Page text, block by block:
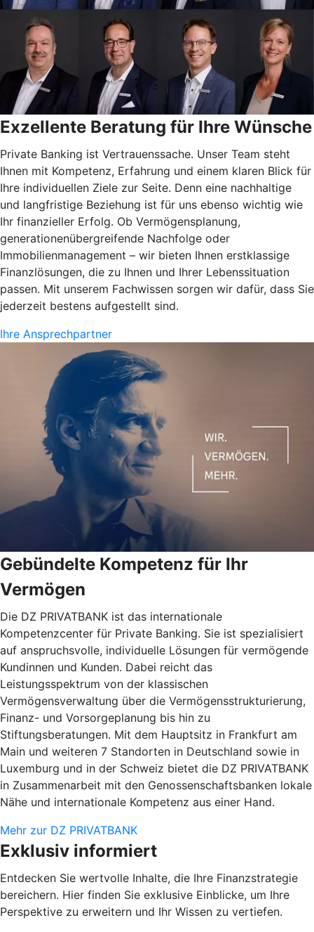
Exzellente Beratung für Ihre Wünsche
Private Banking ist Vertrauenssache. Unser Team steht
Ihnen mit Kompetenz, Erfahrung und einem klaren Blick für
Ihre individuellen Ziele zur Seite. Denn eine nachhaltige
und langfristige Beziehung ist für uns ebenso wichtig wie
Ihr finanzieller Erfolg. Ob Vermögensplanung,
generationenübergreifende Nachfolge oder
Immobilienmanagement – wir bieten Ihnen erstklassige
Finanzlösungen, die zu Ihnen und Ihrer Lebenssituation
passen. Mit unserem Fachwissen sorgen wir dafür, dass Sie
jederzeit bestens aufgestellt sind.
Ihre Ansprechpartner
Gebündelte Kompetenz für Ihr
Vermögen
Die DZ PRIVATBANK ist das internationale
Kompetenzcenter für Private Banking. Sie ist spezialisiert
auf anspruchsvolle, individuelle Lösungen für vermögende
Kundinnen und Kunden. Dabei reicht das
Leistungsspektrum von der klassischen
Vermögensverwaltung über die Vermögensstrukturierung,
Finanz- und Vorsorgeplanung bis hin zu
Stiftungsberatungen. Mit dem Hauptsitz in Frankfurt am
Main und weiteren 7 Standorten in Deutschland sowie in
Luxemburg und in der Schweiz bietet die DZ PRIVATBANK
in Zusammenarbeit mit den Genossenschaftsbanken lokale
Nähe und internationale Kompetenz aus einer Hand.
Mehr zur DZ PRIVATBANK
Exklusiv informiert
Entdecken Sie wertvolle Inhalte, die Ihre Finanzstrategie
bereichern. Hier finden Sie exklusive Einblicke, um Ihre
Perspektive zu erweitern und Ihr Wissen zu vertiefen.